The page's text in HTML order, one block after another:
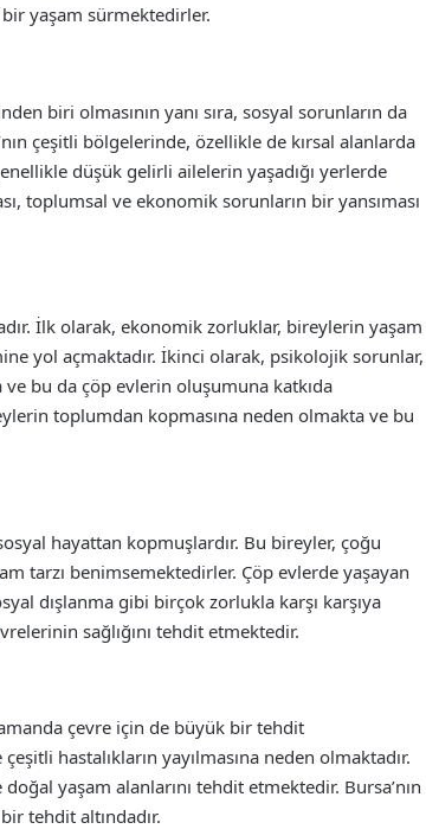
yaşam sürmektedirler.
biri olmasının yanı sıra, sosyal sorunların da
çeşitli bölgelerinde, özellikle de kırsal alanlarda
düşük gelirli ailelerin yaşadığı yerlerde
toplumsal ve ekonomik sorunların bir yansıması
İlk olarak, ekonomik zorluklar, bireylerin yaşam
yol açmaktadır. İkinci olarak, psikolojik sorunlar,
bu da çöp evlerin oluşumuna katkıda
toplumdan kopmasına neden olmakta ve bu
hayattan kopmuşlardır. Bu bireyler, çoğu
tarzı benimsemektedirler. Çöp evlerde yaşayan
dışlanma gibi birçok zorlukla karşı karşıya
sağlığını tehdit etmektedir.
çevre için de büyük bir tehdit
hastalıkların yayılmasına neden olmaktadır.
yaşam alanlarını tehdit etmektedir. Bursa’nın
tehdit altındadır.